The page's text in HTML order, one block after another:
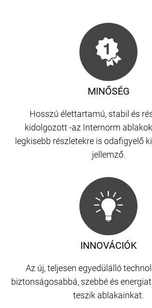
MINŐSÉG
Hosszú élettartamú, stabil és
kidolgozott -az Internorm
legkisebb részletekre is odafigyelő
jellemző.
INNOVÁCIÓK
Az új, teljesen egyedülálló
biztonságosabbá, szebbé és
teszik ablakainkat.